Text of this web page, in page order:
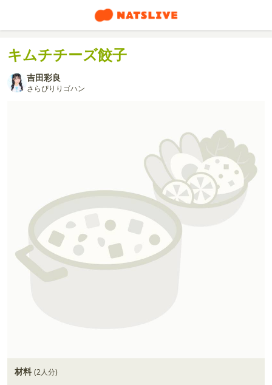
キムチチーズ餃子
吉田彩良
さらぴりりゴハン
材料 (2人分)